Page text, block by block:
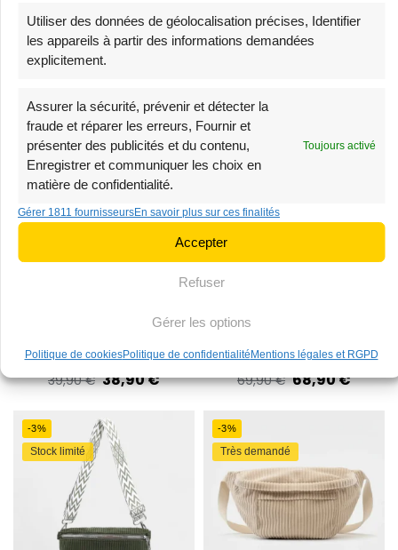
Utiliser des données de géolocalisation précises, Identifier
les appareils à partir des informations demandées
explicitement.
Assurer la sécurité, prévenir et détecter la
fraude et réparer les erreurs, Fournir et
présenter des publicités et du contenu,
Enregistrer et communiquer les choix en
matière de confidentialité.
Toujours activé
Gérer 1811 fournisseursEn savoir plus sur ces finalités
Accepter
Refuser
Gérer les options
Politique de cookiesPolitique de confidentialité Mentions légales et RGPD
Grand Sac Banane
39,90€ 38,90€
Sac Banane Velours
Côtelé Bandoulière
Stock limité
Sac Banane Velours
Côtelé Beige
39,90€ 38,90€
Stock limité
Sac Banane Homme
Cuir
69,90€ 68,90€
-3%
Stock limité
-3%
Très demandé